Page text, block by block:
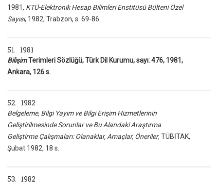
1981, KTÜ-Elektronik Hesap Bilimleri Enstitüsü Bülteni Özel
Sayısı, 1982, Trabzon, s. 69-86.
51. 1981
BilişimTerimleri Sözlüğü, Türk Dil Kurumu, sayı: 476, 1981,
Ankara, 126 s.
52. 1982
Belgeleme, Bilgi Yayım ve Bilgi Erişim Hizmetlerinin
Geliştirilmesinde Sorunlar ve Bu Alandaki Araştırma
Geliştirme Çalışmaları: Olanaklar, Amaçlar, Öneriler, TÜBİTAK,
Şubat 1982, 18 s.
53. 1982